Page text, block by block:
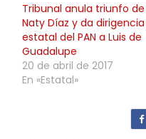
Tribunal anula triunfo de
Naty Díaz y da dirigencia
estatal del PAN a Luis de
Guadalupe
20 de abril de 2017
En «Estatal»